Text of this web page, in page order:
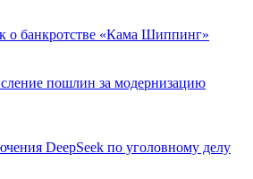
банкротстве «Кама Шиппинг»
пошлин за модернизацию
DeepSeek по уголовному делу